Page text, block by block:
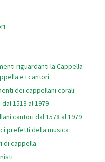
riguardanti la Cappella
e i cantori
dei cappellani corali
1513 al 1979
cantori dal 1578 al 1979
prefetti della musica
di cappella